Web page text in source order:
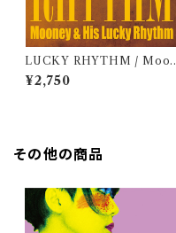
LUCKY RHYTHM / Moon
ey & His Lucky Rhythm
¥2,750
その他の商品